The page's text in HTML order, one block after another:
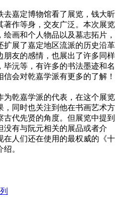
去嘉定博物馆看了展览，钱大昕
著作等身，交友广泛。本次展览
画和个人物品以及墓志拓片，
扩展了嘉定地区流派的历史沿革
朋友的感情，也展出了许多同样
沅等，有许多的书法墨迹和名
会对乾嘉学派有更多的了解！
为乾嘉学派的代表，在这个展览
，同时也关注到他在书画艺术方
代先贤的角度。但展览中提到
有与阮元相关的展品或者介
在人们还在使用的最权威的《十
。